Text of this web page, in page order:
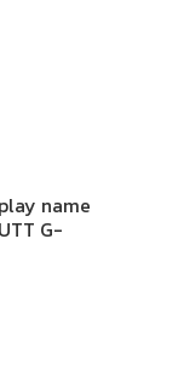
name
G-